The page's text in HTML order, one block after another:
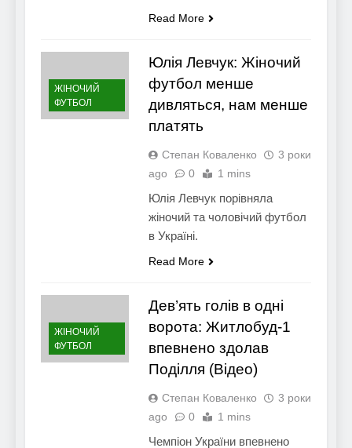
Read More
ЖІНОЧИЙ
ФУТБОЛ
Юлія Левчук: Жіночий
футбол менше
дивляться, нам менше
платять
Степан Коваленко
3 роки
ago
0 1 mins
Юлія Левчук порівняла
жіночий та чоловічий футбол
в Україні.
Read More
ЖІНОЧИЙ
ФУТБОЛ
Дев’ять голів в одні
ворота: Житлобуд-1
впевнено здолав
Поділля (Відео)
Степан Коваленко
3 роки
ago
0 1 mins
Чемпіон України впевнено